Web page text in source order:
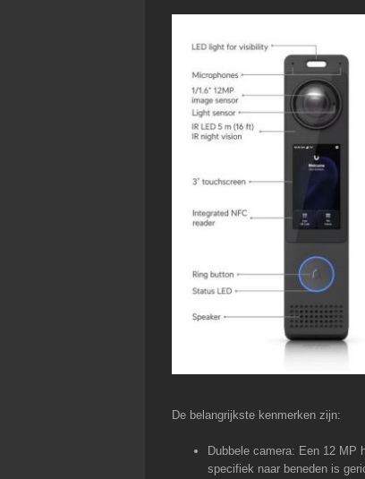
De belangrijkste kenmerken zijn:
Dubbele camera: Een 12 MP
specifiek naar beneden is